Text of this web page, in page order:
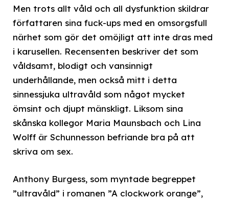
Men trots allt våld och all dysfunktion skildrar
författaren sina fuck-ups med en omsorgsfull
närhet som gör det omöjligt att inte dras med
i karusellen. Recensenten beskriver det som
våldsamt, blodigt och vansinnigt
underhållande, men också mitt i detta
sinnessjuka ultravåld som något mycket
ömsint och djupt mänskligt. Liksom sina
skånska kollegor Maria Maunsbach och Lina
Wolff är Schunnesson befriande bra på att
skriva om sex.
Anthony Burgess, som myntade begreppet
”ultravåld” i romanen ”A clockwork orange”,